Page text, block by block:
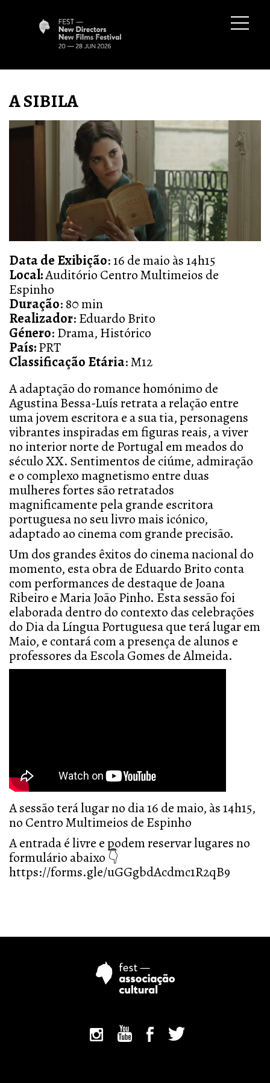
A SIBILA
Data de Exibição: 16 de maio às 14h15
Local:Auditório Centro Multimeios de
Espinho
Duração: 80 min
Realizador: Eduardo Brito
Género: Drama, Histórico
País:PRT
Classificação Etária: M12
A adaptação do romance homónimo de
Agustina Bessa-Luís retrata a relação entre
uma jovem escritora e a sua tia, personagens
vibrantes inspiradas em figuras reais, a viver
no interior norte de Portugal em meados do
século XX. Sentimentos de ciúme, admiração
e o complexo magnetismo entre duas
mulheres fortes são retratados
magnificamente pela grande escritora
portuguesa no seu livro mais icónico,
adaptado ao cinema com grande precisão.
Um dos grandes êxitos do cinema nacional do
momento, esta obra de Eduardo Brito conta
com performances de destaque de Joana
Ribeiro e Maria João Pinho. Esta sessão foi
elaborada dentro do contexto das celebrações
do Dia da Língua Portuguesa que terá lugar em
Maio, e contará com a presença de alunos e
professores da Escola Gomes de Almeida.
A sessão terá lugar no dia 16 de maio, às 14h15,
no Centro Multimeios de Espinho
A entrada é livre e podem reservar lugares no
formulário abaixo 👇
https://forms.gle/uGGgbdAcdmc1R2qB9